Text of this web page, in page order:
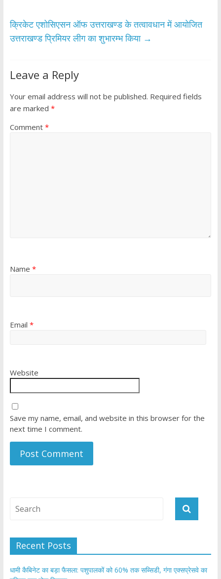
p
क्रिकेट एशोसिएसन ऑफ उत्तराखण्ड के तत्वावधान में आयोजित
उत्तराखण्ड प्रिमियर लीग का शुभारम्भ किया →
Leave a Reply
Your email address will not be published. Required fields
are marked *
Comment *
Name *
Email *
Website
Save my name, email, and website in this browser for the
next time I comment.
Recent Posts
​धामी कैबिनेट का बड़ा फैसला: पशुपालकों को 60% तक सब्सिडी, गंगा एक्सप्रेसवे का